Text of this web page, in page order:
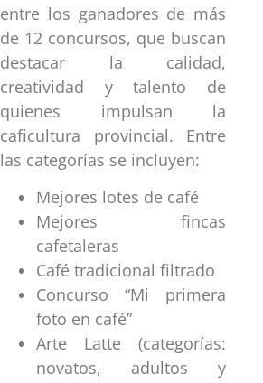
entre los ganadores de más
de 12 concursos, que buscan
destacar la calidad,
creatividad y talento de
quienes impulsan la
caficultura provincial. Entre
las categorías se incluyen:
Mejores lotes de café
Mejores fincas
cafetaleras
Café tradicional filtrado
Concurso “Mi primera
foto en café”
Arte Latte (categorías:
novatos, adultos y